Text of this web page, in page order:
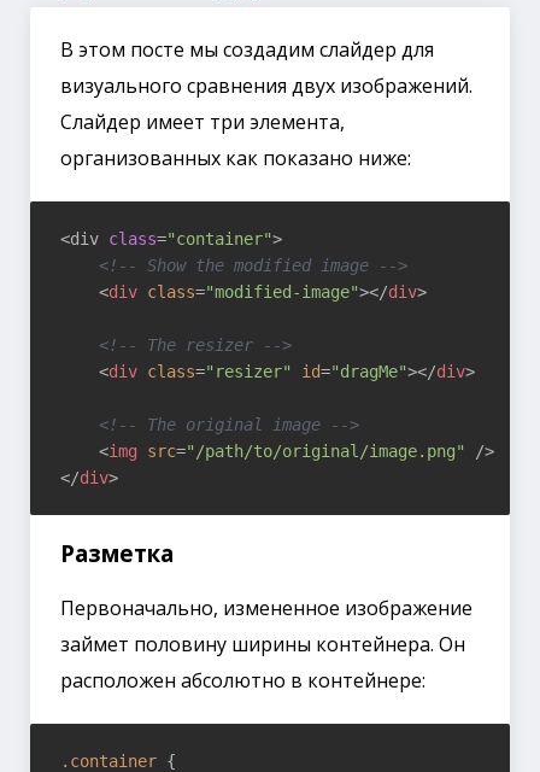
В этом посте мы создадим слайдер для
визуального сравнения двух изображений.
Слайдер имеет три элемента,
организованных как показано ниже:
<div class="container">
<!-- Show the modified image -->
<div class="modified-image"></div>
<!-- The resizer -->
<div class="resizer" id="dragMe"></div>
<!-- The original image -->
<img src="/path/to/original/image.png"
/>
</div>
Разметка
Первоначально, измененное изображение
займет половину ширины контейнера. Он
расположен абсолютно в контейнере:
.container {